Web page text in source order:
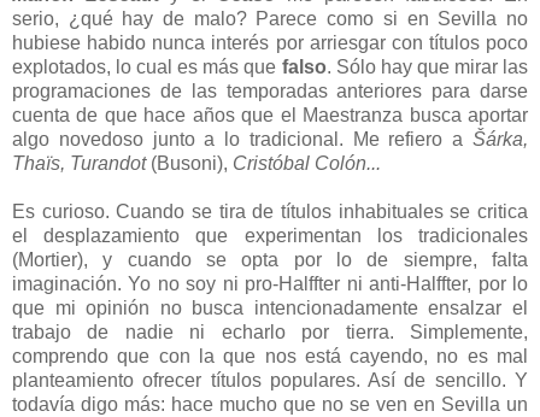
serio, ¿qué hay de malo? Parece como si en Sevilla no
hubiese habido nunca interés por arriesgar con títulos poco
explotados, lo cual es más que falso. Sólo hay que mirar las
programaciones de las temporadas anteriores para darse
cuenta de que hace años que el Maestranza busca aportar
algo novedoso junto a lo tradicional. Me refiero a Šárka,
Thaïs, Turandot(Busoni), Cristóbal Colón...
Es curioso. Cuando se tira de títulos inhabituales se critica
el desplazamiento que experimentan los tradicionales
(Mortier), y cuando se opta por lo de siempre, falta
imaginación. Yo no soy ni pro-Halffter ni anti-Halffter, por lo
que mi opinión no busca intencionadamente ensalzar el
trabajo de nadie ni echarlo por tierra. Simplemente,
comprendo que con la que nos está cayendo, no es mal
planteamiento ofrecer títulos populares. Así de sencillo. Y
todavía digo más: hace mucho que no se ven en Sevilla un